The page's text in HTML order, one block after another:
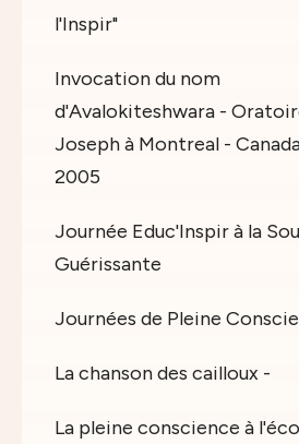
l'Inspir"
Invocation du nom
d'Avalokiteshwara -
Joseph à Montreal -
2005
Journée Educ'Inspir à la
Guérissante
Journées de Pleine
La chanson des cailloux -
La pleine conscience à